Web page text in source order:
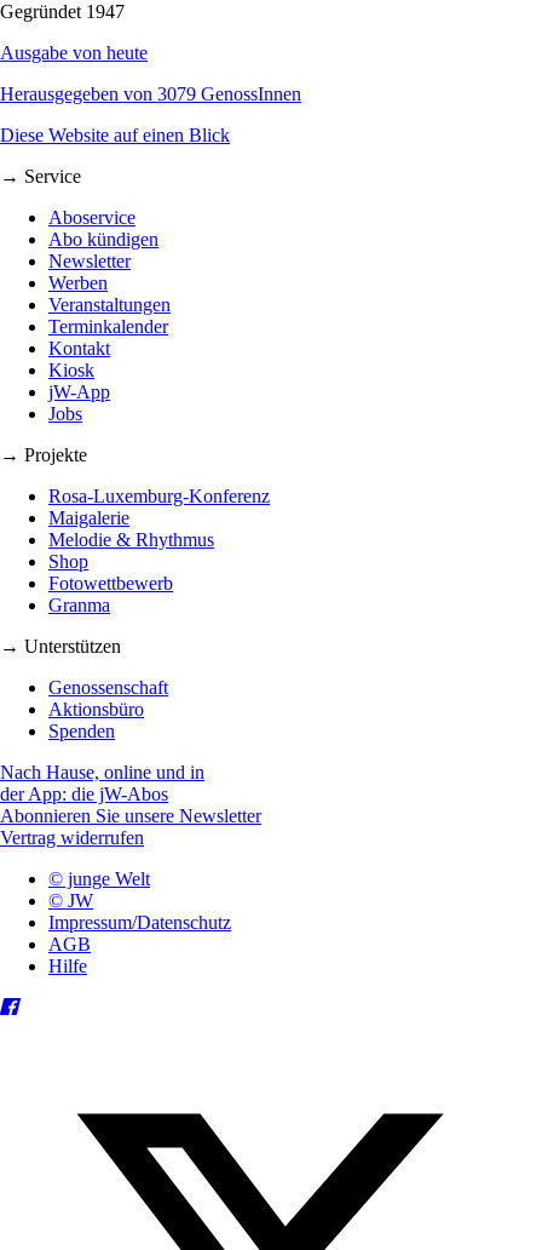
Gegründet 1947
Ausgabe von heute
Herausgegeben von 3079 GenossInnen
Diese Website auf einen Blick
→ Service
Aboservice
Abo kündigen
Newsletter
Werben
Veranstaltungen
Terminkalender
Kontakt
Kiosk
jW-App
Jobs
→ Projekte
Rosa-Luxemburg-Konferenz
Maigalerie
Melodie & Rhythmus
Shop
Fotowettbewerb
Granma
→ Unterstützen
Genossenschaft
Aktionsbüro
Spenden
Nach Hause, online und in
der App: die jW-Abos
Abonnieren Sie unsere Newsletter
Vertrag widerrufen
© junge Welt
© JW
Impressum/Datenschutz
AGB
Hilfe